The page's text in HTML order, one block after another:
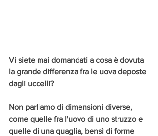
Vi siete mai domandati a cosa è dovuta
la grande differenza fra le uova deposte
dagli uccelli?
Non parliamo di dimensioni diverse,
come quelle fra l'uovo di uno struzzo e
quelle di una quaglia, bensì di forme